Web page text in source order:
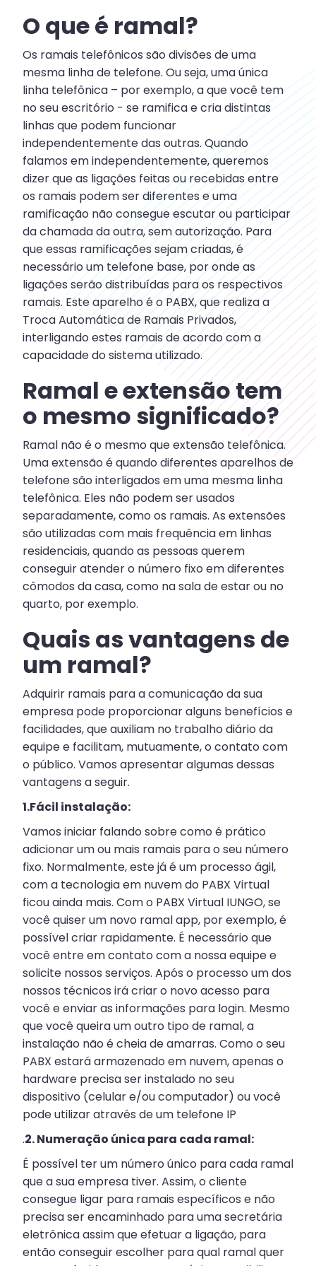
O que é ramal?
Os ramais telefônicos são divisões de uma
mesma linha de telefone. Ou seja, uma única
linha telefônica – por exemplo, a que você tem
no seu escritório - se ramifica e cria distintas
linhas que podem funcionar
independentemente das outras. Quando
falamos em independentemente, queremos
dizer que as ligações feitas ou recebidas entre
os ramais podem ser diferentes e uma
ramificação não consegue escutar ou participar
da chamada da outra, sem autorização. Para
que essas ramificações sejam criadas, é
necessário um telefone base, por onde as
ligações serão distribuídas para os respectivos
ramais. Este aparelho é o PABX, que realiza a
Troca Automática de Ramais Privados,
interligando estes ramais de acordo com a
capacidade do sistema utilizado.
Ramal e extensão tem
o mesmo significado?
Ramal não é o mesmo que extensão telefônica.
Uma extensão é quando diferentes aparelhos de
telefone são interligados em uma mesma linha
telefônica. Eles não podem ser usados
separadamente, como os ramais. As extensões
são utilizadas com mais frequência em linhas
residenciais, quando as pessoas querem
conseguir atender o número fixo em diferentes
cômodos da casa, como na sala de estar ou no
quarto, por exemplo.
Quais as vantagens de
um ramal?
Adquirir ramais para a comunicação da sua
empresa pode proporcionar alguns benefícios e
facilidades, que auxiliam no trabalho diário da
equipe e facilitam, mutuamente, o contato com
o público. Vamos apresentar algumas dessas
vantagens a seguir.
1.Fácil instalação:
Vamos iniciar falando sobre como é prático
adicionar um ou mais ramais para o seu número
fixo. Normalmente, este já é um processo ágil,
com a tecnologia em nuvem do PABX Virtual
ficou ainda mais. Com o PABX Virtual IUNGO, se
você quiser um novo ramal app, por exemplo, é
possível criar rapidamente. É necessário que
você entre em contato com a nossa equipe e
solicite nossos serviços. Após o processo um dos
nossos técnicos irá criar o novo acesso para
você e enviar as informações para login. Mesmo
que você queira um outro tipo de ramal, a
instalação não é cheia de amarras. Como o seu
PABX estará armazenado em nuvem, apenas o
hardware precisa ser instalado no seu
dispositivo (celular e/ou computador) ou você
pode utilizar através de um telefone IP
.2. Numeração única para cada ramal:
É possível ter um número único para cada ramal
que a sua empresa tiver. Assim, o cliente
consegue ligar para ramais específicos e não
precisa ser encaminhado para uma secretária
eletrônica assim que efetuar a ligação, para
então conseguir escolher para qual ramal quer